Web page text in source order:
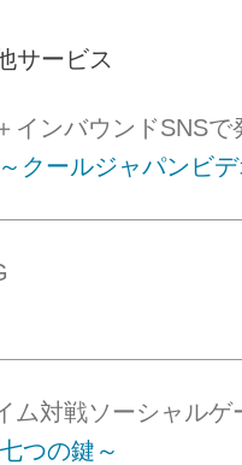
サービス
インバウンドSNSで
クールジャパンビ
ム対戦ソーシャルゲ
つの鍵～